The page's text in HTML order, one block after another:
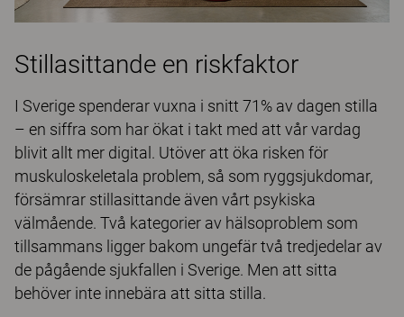
Stillasittande en riskfaktor
I Sverige spenderar vuxna i snitt 71% av dagen stilla
– en siffra som har ökat i takt med att vår vardag
blivit allt mer digital. Utöver att öka risken för
muskuloskeletala problem, så som ryggsjukdomar,
försämrar stillasittande även vårt psykiska
välmående. Två kategorier av hälsoproblem som
tillsammans ligger bakom ungefär två tredjedelar av
de pågående sjukfallen i Sverige. Men att sitta
behöver inte innebära att sitta stilla.